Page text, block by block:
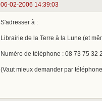
06-02-2006 14:39:03
S'adresser à :
Librairie de la Terre à la Lune (et
Numéro de téléphone : 08 73 75 32
(Vaut mieux demander par